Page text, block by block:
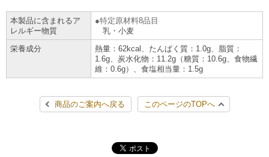
チケット
各種料金のお支払い
CNプレイガイド
国内店舗数
4VISIONS
サステナビリティニュース
サステナビリティレポート
Language
English (Corporate)
English (Services)
한국어(서비스)
本製品に含まれるア
レルギー物質
特定原材料8品目
乳・小麦
栄養成分
熱量：62kcal、たんぱく質：1.0g、脂質：
1.6g、炭水化物：11.2g（糖質：10.6g、食物繊
維：0.6g）、食塩相当量：1.5g
商品のご案内へ戻る このページのTOPへ